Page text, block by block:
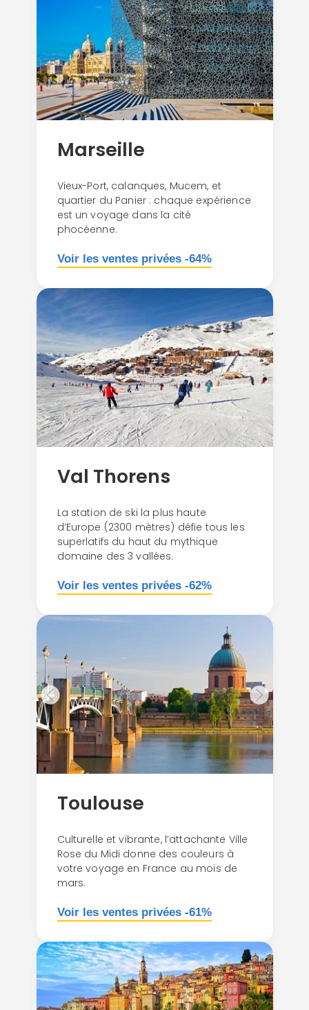
Marseille
Vieux-Port, calanques, Mucem, et
quartier du Panier : chaque expérience
est un voyage dans la cité
phocéenne.
Voir les ventes privées -64%
Val Thorens
La station de ski la plus haute
d’Europe (2300 mètres) défie tous les
superlatifs du haut du mythique
domaine des 3 vallées.
Voir les ventes privées -62%
Toulouse
Culturelle et vibrante, l’attachante Ville
Rose du Midi donne des couleurs à
votre voyage en France au mois de
mars.
Voir les ventes privées -61%